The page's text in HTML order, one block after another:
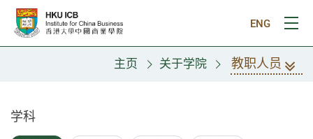
跳往主要内容
ENG
打
主页 关于学院 教职人员
教职人员
学科